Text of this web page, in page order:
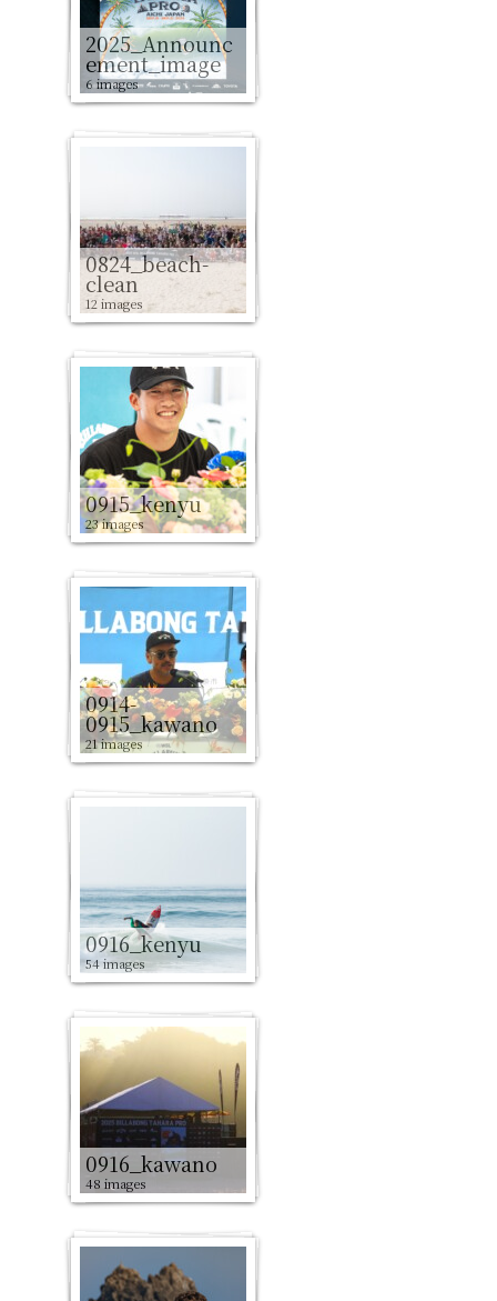
2025_Announc
ement_image
6 images
0824_beach-
clean
12 images
0915_kenyu
23 images
0914-
0915_kawano
21 images
0916_kenyu
54 images
0916_kawano
48 images